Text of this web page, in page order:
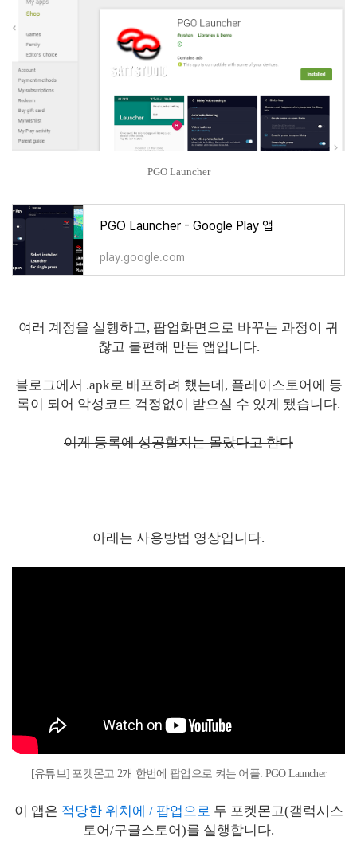
PGO Launcher
PGO Launcher - Google Play 앱
play.google.com
여러 계정을 실행하고, 팝업화면으로 바꾸는 과정이 귀
찮고 불편해 만든 앱입니다.
블로그에서 .apk로 배포하려 했는데, 플레이스토어에 등
록이 되어 악성코드 걱정없이 받으실 수 있게 됐습니다.
이게 등록에 성공할지는 몰랐다고 한다
아래는 사용방법 영상입니다.
[유튜브] 포켓몬고 2개 한번에 팝업으로 켜는 어플: PGO Launcher
이 앱은 적당한 위치에 / 팝업으로 두 포켓몬고(갤럭시스
토어/구글스토어)를 실행합니다.